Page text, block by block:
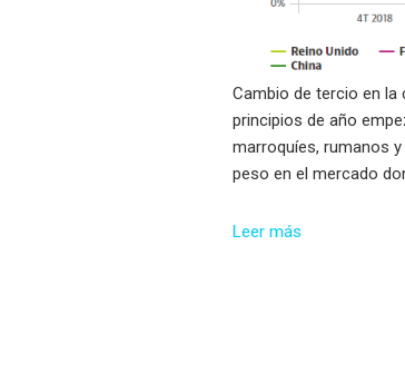
Cambio de tercio en la
principios de año
marroquíes, rumanos
peso en el mercado
Leer más